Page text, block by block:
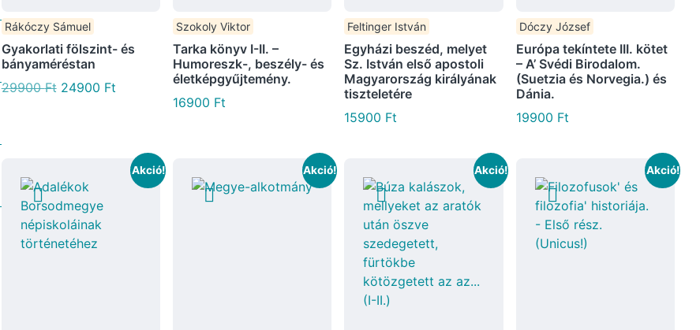
Rákóczy Sámuel
Gyakorlati fölszint- és
bányaméréstan
29900Ft 24900 Ft
Szokoly Viktor
Tarka könyv I-II. –
Humoreszk-, beszély- és
életképgyűjtemény.
16900 Ft
Feltinger István
Egyházi beszéd, melyet
Sz. István első apostoli
Magyarország királyának
tiszteletére
15900 Ft
Dóczy József
Európa tekíntete III. kötet
– A’ Svédi Birodalom.
(Suetzia és Norvegia.) és
Dánia.
19900 Ft
Akció! Akció! Akció! Akció!